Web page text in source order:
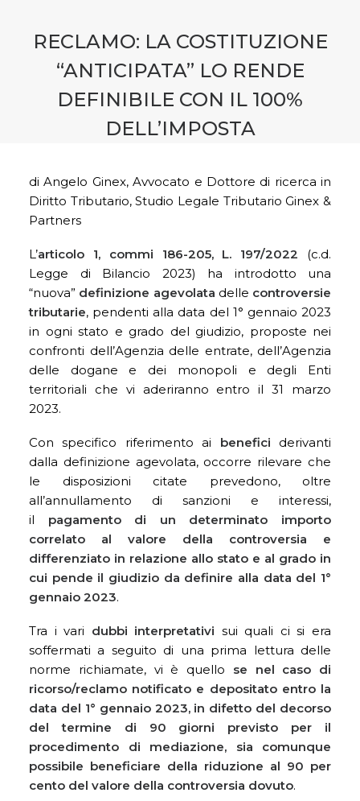
RECLAMO: LA COSTITUZIONE
“ANTICIPATA” LO RENDE
DEFINIBILE CON IL 100%
DELL’IMPOSTA
di Angelo Ginex, Avvocato e Dottore di ricerca in
Diritto Tributario, Studio Legale Tributario Ginex &
Partners
L’articolo 1, commi 186-205, L. 197/2022 (c.d.
Legge di Bilancio 2023) ha introdotto una
“nuova” definizione agevolata delle controversie
tributarie, pendenti alla data del 1° gennaio 2023
in ogni stato e grado del giudizio, proposte nei
confronti dell’Agenzia delle entrate, dell’Agenzia
delle dogane e dei monopoli e degli Enti
territoriali che vi aderiranno entro il 31 marzo
2023.
Con specifico riferimento ai benefici derivanti
dalla definizione agevolata, occorre rilevare che
le disposizioni citate prevedono, oltre
all’annullamento di sanzioni e interessi,
il pagamento di un determinato importo
correlato al valore della controversia e
differenziato in relazione allo stato e al grado in
cui pende il giudizio da definire alla data del 1°
gennaio 2023.
Tra i vari dubbi interpretativi sui quali ci si era
soffermati a seguito di una prima lettura delle
norme richiamate, vi è quello se nel caso di
ricorso/reclamo notificato e depositato entro la
data del 1° gennaio 2023, in difetto del decorso
del termine di 90 giorni previsto per il
procedimento di mediazione, sia comunque
possibile beneficiare della riduzione al 90 per
cento del valore della controversia dovuto.